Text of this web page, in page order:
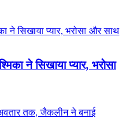
ने सिखाया प्यार, भरोसा